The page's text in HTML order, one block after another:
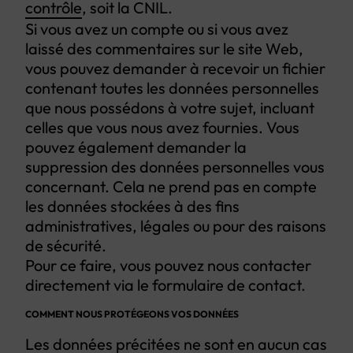
contrôle, soit la CNIL.
Si vous avez un compte ou si vous avez
laissé des commentaires sur le site Web,
vous pouvez demander à recevoir un fichier
contenant toutes les données personnelles
que nous possédons à votre sujet, incluant
celles que vous nous avez fournies. Vous
pouvez également demander la
suppression des données personnelles vous
concernant. Cela ne prend pas en compte
les données stockées à des fins
administratives, légales ou pour des raisons
de sécurité.
Pour ce faire, vous pouvez nous contacter
directement via le formulaire de contact.
COMMENT NOUS PROTÉGEONS VOS DONNÉES
Les données précitées ne sont en aucun cas